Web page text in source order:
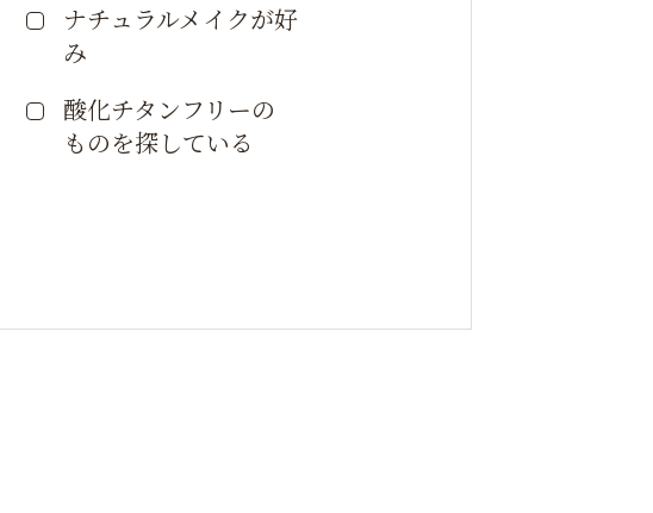
ナチュラルメイクが好
み
酸化チタンフリーの
ものを探している